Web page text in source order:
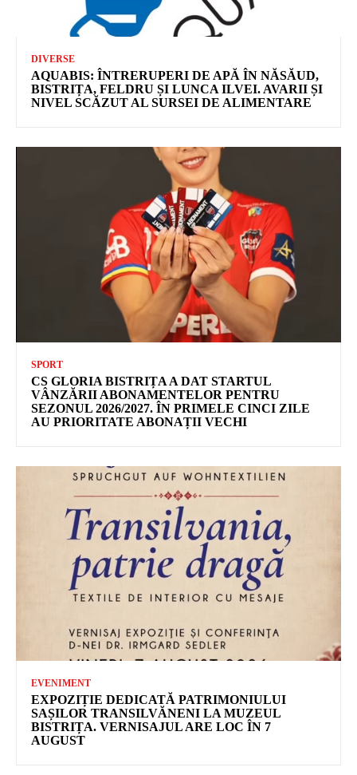
DIVERSE
AQUABIS: ÎNTRERUPERI DE APĂ ÎN NĂSĂUD,
BISTRIȚA, FELDRU ȘI LUNCA ILVEI. AVARII ȘI
NIVEL SCĂZUT AL SURSEI DE ALIMENTARE
SPORT
CS GLORIA BISTRIȚA A DAT STARTUL
VÂNZĂRII ABONAMENTELOR PENTRU
SEZONUL 2026/2027. ÎN PRIMELE CINCI ZILE
AU PRIORITATE ABONAȚII VECHI
EVENIMENT
EXPOZIȚIE DEDICATĂ PATRIMONIULUI
SAȘILOR TRANSILVĂNENI LA MUZEUL
BISTRIȚA. VERNISAJUL ARE LOC ÎN 7
AUGUST